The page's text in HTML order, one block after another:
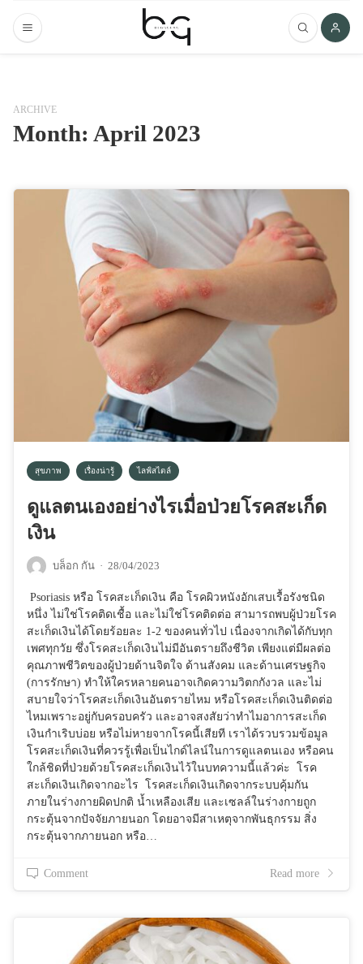
ARCHIVE
Month: April 2023
สุขภาพ เรื่องน่ารู้ ไลฟ์สไตล์
ดูแลตนเองอย่างไรเมื่อป่วยโรคสะเก็ด
เงิน
บล็อก กัน · 28/04/2023
Psoriasis หรือ โรคสะเก็ดเงิน คือ โรคผิวหนังอักเสบเรื้อรังชนิด
หนึ่ง ไม่ใช่โรคติดเชื้อ และไม่ใช่โรคติดต่อ สามารถพบผู้ป่วยโรค
สะเก็ดเงินได้โดยร้อยละ 1-2 ของคนทั่วไป เนื่องจากเกิดได้กับทุก
เพศทุกวัย ซึ่งโรคสะเก็ดเงินไม่มีอันตรายถึงชีวิต เพียงแต่มีผลต่อ
คุณภาพชีวิตของผู้ป่วยด้านจิตใจ ด้านสังคม และด้านเศรษฐกิจ
(การรักษา) ทำให้ใครหลายคนอาจเกิดความวิตกกังวล และไม่
สบายใจว่าโรคสะเก็ดเงินอันตรายไหม หรือโรคสะเก็ดเงินติดต่อ
ไหมเพราะอยู่กับครอบครัว และอาจสงสัยว่าทำไมอาการสะเก็ด
เงินกำเริบบ่อย หรือไม่หายจากโรคนี้เสียที เราได้รวบรวมข้อมูล
โรคสะเก็ดเงินที่ควรรู้เพื่อเป็นไกด์ไลน์ในการดูแลตนเอง หรือคน
ใกล้ชิดที่ป่วยด้วยโรคสะเก็ดเงินไว้ในบทความนี้แล้วค่ะ โรค
สะเก็ดเงินเกิดจากอะไร โรคสะเก็ดเงินเกิดจากระบบคุ้มกัน
ภายในร่างกายผิดปกติ น้ำเหลืองเสีย และเซลล์ในร่างกายถูก
กระตุ้นจากปัจจัยภายนอก โดยอาจมีสาเหตุจากพันธุกรรม สิ่ง
กระตุ้นจากภายนอก หรือ…
Comment Read more